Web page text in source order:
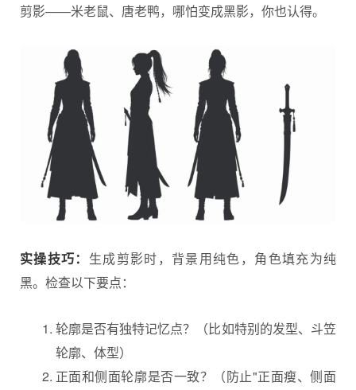
剪影——米老鼠、唐老鸭，哪怕变成黑影，你也认得。
实操技巧： 生成剪影时，背景用纯色，角色填充为纯
黑。检查以下要点：
轮廓是否有独特记忆点？（比如特别的发型、斗笠
轮廓、体型）
正面和侧面轮廓是否一致？（防止"正面瘦、侧面